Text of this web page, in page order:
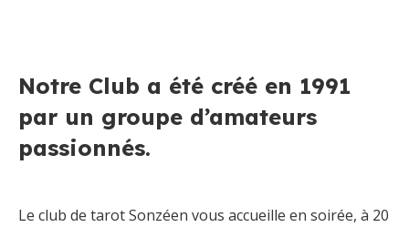
Notre Club a été créé en 1991
par un groupe d’amateurs
passionnés.
Le club de tarot Sonzéen vous accueille en soirée, à 20